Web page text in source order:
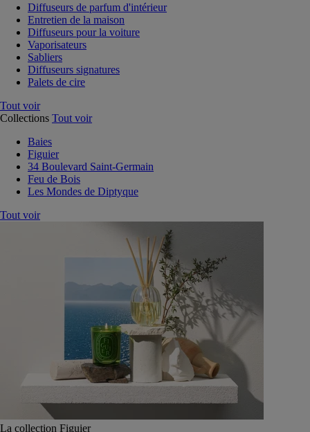
Diffuseurs de parfum d'intérieur
Entretien de la maison
Diffuseurs pour la voiture
Vaporisateurs
Sabliers
Diffuseurs signatures
Palets de cire
Tout voir
Collections Tout voir
Baies
Figuier
34 Boulevard Saint-Germain
Feu de Bois
Les Mondes de Diptyque
Tout voir
La collection Figuier